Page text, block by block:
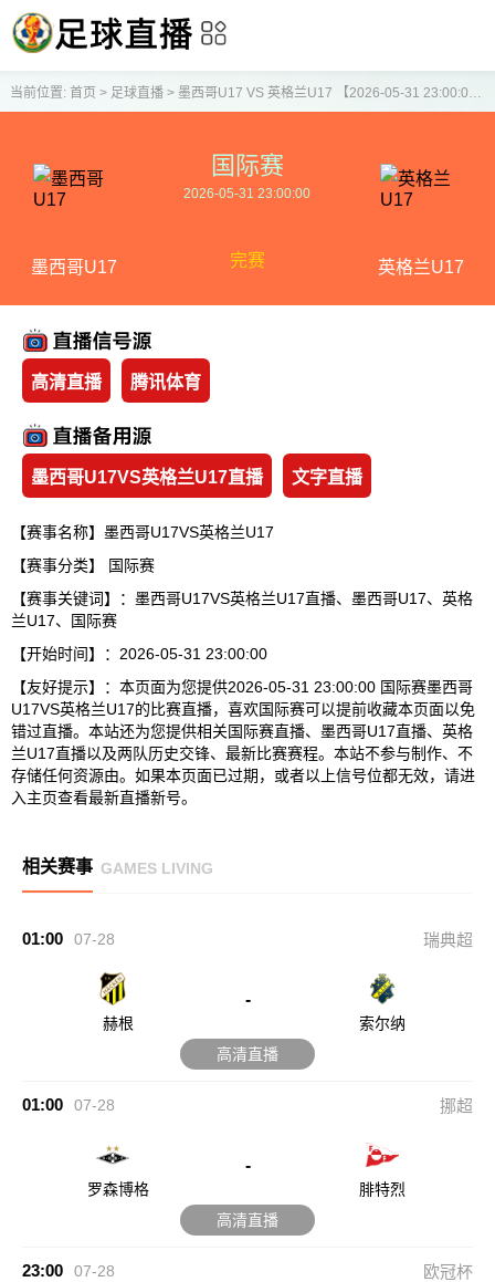
当前位置: 首页 > 足球直播> 墨西哥U17 VS 英格兰U17 【2026-05-31 23:00:00】
墨西哥U17
国际赛
2026-05-31 23:00:00
完赛 英格兰U17
高清直播 腾讯体育
墨西哥U17VS英格兰U17直播 文字直播
【赛事名称】墨西哥U17VS英格兰U17
【赛事分类】
国际赛
【赛事关键词】：墨西哥U17VS英格兰U17直播、墨西哥U17、英格
兰U17、国际赛
【开始时间】：2026-05-31 23:00:00
【友好提示】：本页面为您提供2026-05-31 23:00:00 国际赛墨西哥
U17VS英格兰U17的比赛直播，喜欢国际赛可以提前收藏本页面以免
错过直播。本站还为您提供相关国际赛直播、墨西哥U17直播、英格
兰U17直播以及两队历史交锋、最新比赛赛程。本站不参与制作、不
存储任何资源由。如果本页面已过期，或者以上信号位都无效，请进
入主页查看最新直播新号。
相关赛事 GAMES LIVING
01:00 07-28 瑞典超
赫根
-
索尔纳
高清直播
01:00 07-28 挪超
罗森博格
-
腓特烈
高清直播
23:00 07-28 欧冠杯